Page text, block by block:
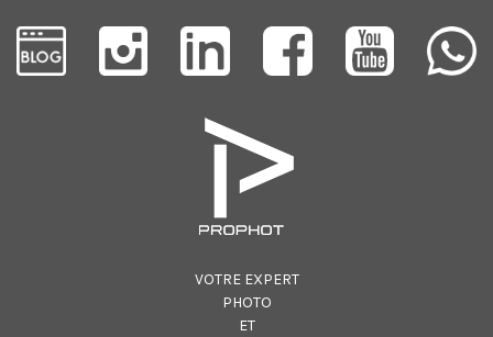
VOTRE EXPERT
PHOTO
ET